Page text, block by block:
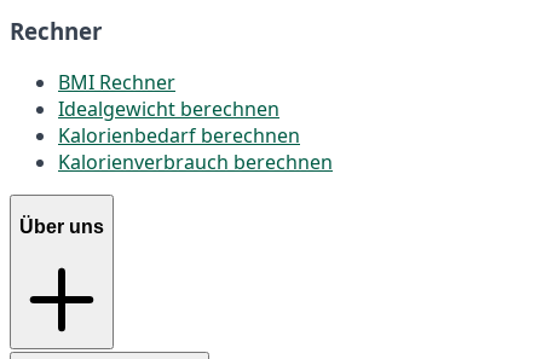
Rechner
BMI Rechner
Idealgewicht berechnen
Kalorienbedarf berechnen
Kalorienverbrauch berechnen
Über uns